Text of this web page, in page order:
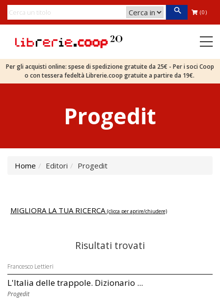
(0)
Per gli acquisti online: spese di spedizione gratuite da 25€ - Per i soci Coop
o con tessera fedeltà Librerie.coop gratuite a partire da 19€.
Progedit
Home Editori Progedit
MIGLIORA LA TUA RICERCA (clicca per aprire/chiudere)
Risultati trovati
Francesco Lettieri
L'Italia delle trappole. Dizionario ...
Progedit